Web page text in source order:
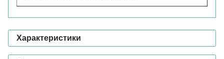
Характеристики